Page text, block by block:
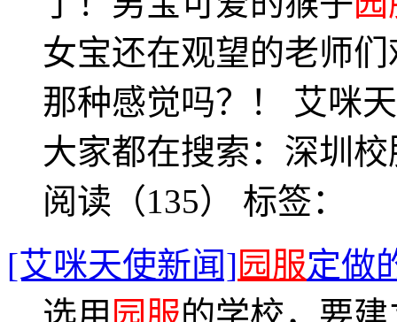
女宝还在观望的老师
那种感觉吗？！ 艾咪
大家都在搜索：深圳校
阅读（135） 标签：
[艾咪天使新闻]园服定做
选用 园服的学校，要